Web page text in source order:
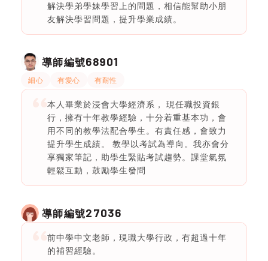
解決學弟學妹學習上的問題，相信能幫助小朋
友解決學習問題，提升學業成績。
導師編號68901
細心 有愛心 有耐性
本人畢業於浸會大學經濟系， 現任職投資銀
行，擁有十年教學經驗，十分着重基本功，會
用不同的教學法配合學生。有責任感，會致力
提升學生成績。 教學以考試為導向。我亦會分
享獨家筆記，助學生緊貼考試趨勢。課堂氣氛
輕鬆互動，鼓勵學生發問
導師編號27036
前中學中文老師，現職大學行政，有超過十年
的補習經驗。